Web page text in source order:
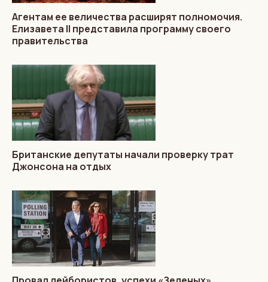
Агентам ее величества расширят полномочия.
Елизавета II представила программу своего
правительства
Британские депутаты начали проверку трат
Джонсона на отдых